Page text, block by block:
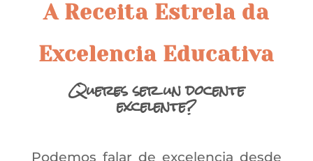
A Receita Estrela da
Excelencia Educativa
Queres ser un docente
excelente?
Podemos falar de excelencia desde